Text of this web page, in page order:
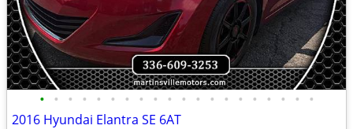
• • • • • • • • • • • • • • • • • • • •
2016 Hyundai Elantra SE 6AT